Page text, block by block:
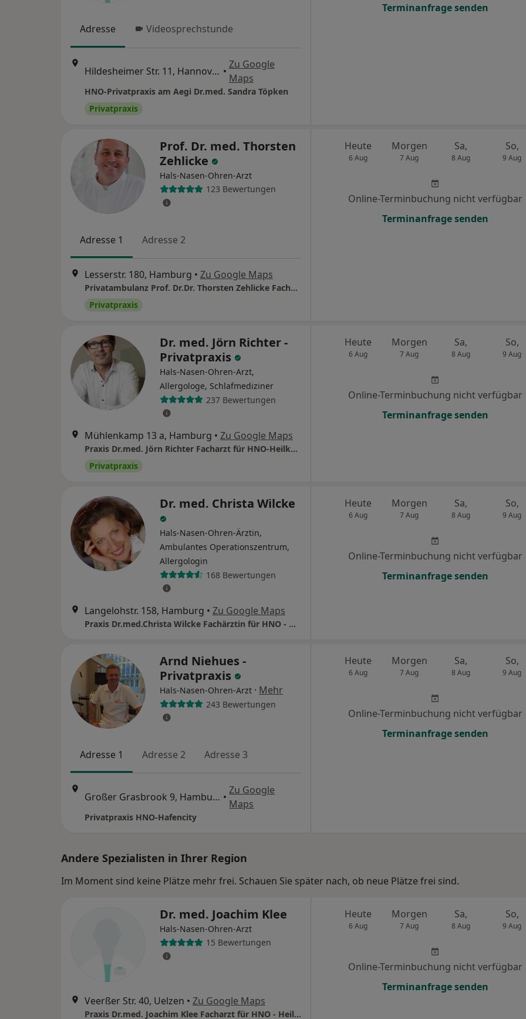
Adresse Videosprechstunde
Hildesheimer Str. 11, Hannover •
Zu Google
Maps
HNO-Privatpraxis am Aegi Dr.med. Sandra Töpken
Privatpraxis
Terminanfrage senden
Prof. Dr. med. Thorsten
Zehlicke
Hals-Nasen-Ohren-Arzt
123 Bewertungen
Adresse 1 Adresse 2
Lesserstr. 180, Hamburg • Zu Google Maps
Privatambulanz Prof. Dr.Dr. Thorsten Zehlicke Facharzt für HNO-Heilkunde
Privatpraxis
Heute
6 Aug
Morgen
7 Aug
Sa,
8 Aug
So,
9 Aug
Online-Terminbuchung nicht verfügbar
Terminanfrage senden
Dr. med. Jörn Richter -
Privatpraxis
Hals-Nasen-Ohren-Arzt,
Allergologe, Schlafmediziner
237 Bewertungen
Mühlenkamp 13 a, Hamburg • Zu Google Maps
Praxis Dr.med. Jörn Richter Facharzt für HNO-Heilkunde
Privatpraxis
Heute
6 Aug
Morgen
7 Aug
Sa,
8 Aug
So,
9 Aug
Online-Terminbuchung nicht verfügbar
Terminanfrage senden
Dr. med. Christa Wilcke
Hals-Nasen-Ohren-Ärztin,
Ambulantes Operationszentrum,
Allergologin
168 Bewertungen
Langelohstr. 158, Hamburg • Zu Google Maps
Praxis Dr.med.Christa Wilcke Fachärztin für HNO - Heilkunde
Heute
6 Aug
Morgen
7 Aug
Sa,
8 Aug
So,
9 Aug
Online-Terminbuchung nicht verfügbar
Terminanfrage senden
Arnd Niehues -
Privatpraxis
Hals-Nasen-Ohren-Arzt · Mehr
243 Bewertungen
Adresse 1 Adresse 2 Adresse 3
Großer Grasbrook 9, Hamburg •
Zu Google
Maps
Privatpraxis HNO-Hafencity
Heute
6 Aug
Morgen
7 Aug
Sa,
8 Aug
So,
9 Aug
Online-Terminbuchung nicht verfügbar
Terminanfrage senden
Andere Spezialisten in Ihrer Region
Im Moment sind keine Plätze mehr frei. Schauen Sie später nach, ob neue Plätze frei sind.
Dr. med. Joachim Klee
Hals-Nasen-Ohren-Arzt
15 Bewertungen
Veerßer Str. 40, Uelzen • Zu Google Maps
Praxis Dr.med. Joachim Klee Facharzt für HNO - Heilkunde
Heute
6 Aug
Morgen
7 Aug
Sa,
8 Aug
So,
9 Aug
Online-Terminbuchung nicht verfügbar
Terminanfrage senden